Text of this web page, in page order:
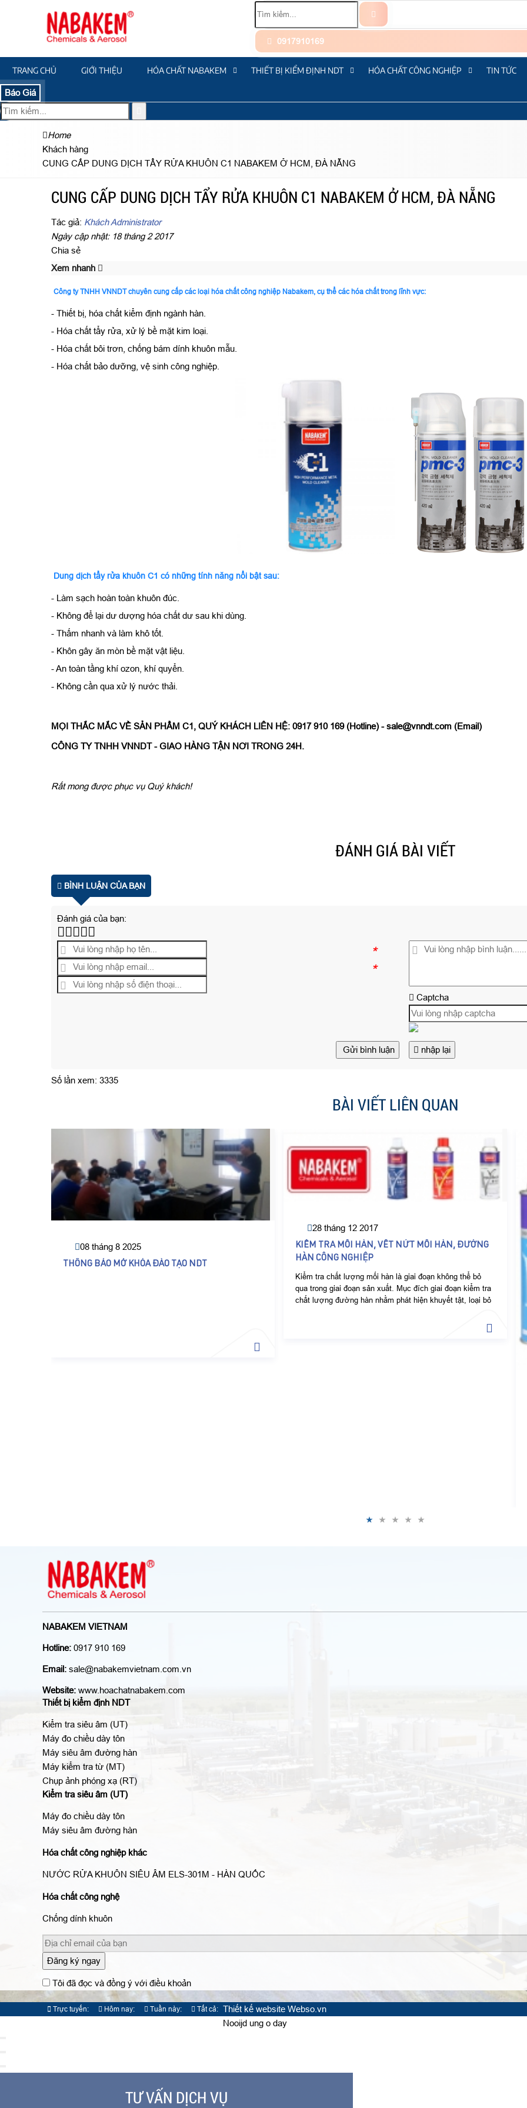
0917910169
TRANG CHỦ GIỚI THIỆU HÓA CHẤT NABAKEM THIẾT BỊ KIỂM ĐỊNH NDT HÓA CHẤT CÔNG NGHIỆP TIN TỨC
Báo Giá
Home
Khách hàng
CUNG CẤP DUNG DỊCH TẨY RỬA KHUÔN C1 NABAKEM Ở HCM, ĐÀ NẴNG
CUNG CẤP DUNG DỊCH TẨY RỬA KHUÔN C1 NABAKEM Ở HCM, ĐÀ NẴNG
Tác giả: Khách Administrator
Ngày cập nhật: 18 tháng 2 2017
Chia sẻ
Xem nhanh
Công ty TNHH VNNDT chuyên cung cấp các loại hóa chất công nghiệp Nabakem, cụ thể các hóa chất trong lĩnh vực:
- Thiết bị, hóa chất kiểm định ngành hàn.
- Hóa chất tẩy rửa, xử lý bề mặt kim loại.
- Hóa chất bôi trơn, chống bám dính khuôn mẫu.
- Hóa chất bảo dưỡng, vệ sinh công nghiệp.
Dung dịch tẩy rửa khuôn C1 có những tính năng nổi bật sau:
- Làm sạch hoàn toàn khuôn đúc.
- Không để lại dư dượng hóa chất dư sau khi dùng.
- Thấm nhanh và làm khô tốt.
- Khôn gây ăn mòn bề mặt vật liệu.
- An toàn tầng khí ozon, khí quyển.
- Không cần qua xử lý nước thải.
MỌI THẮC MẮC VỀ SẢN PHẨM C1, QUÝ KHÁCH LIÊN HỆ: 0917 910 169 (Hotline) - sale@vnndt.com (Email)
CÔNG TY TNHH VNNDT - GIAO HÀNG TẬN NƠI TRONG 24H.
Rất mong được phục vụ Quý khách!
ĐÁNH GIÁ BÀI VIẾT
BÌNH LUẬN CỦA BẠN
Đánh giá của bạn:
*
*
Captcha
Gửi bình luận nhập lại
Số lần xem: 3335
BÀI VIẾT LIÊN QUAN
08 tháng 8 2025
THÔNG BÁO MỞ KHÓA ĐÀO TẠO NDT
28 tháng 12 2017
KIỂM TRA MỐI HÀN, VẾT NỨT MỐI HÀN, ĐƯỜNG
HÀN CÔNG NGHIỆP
Kiểm tra chất lượng mối hàn là giai đoạn không thể bỏ
qua trong giai đoạn sản xuất. Mục đích giai đoạn kiểm tra
chất lượng đường hàn nhằm phát hiện khuyết tật, loại bỏ
NABAKEM VIETNAM
Hotline: 0917 910 169
Email: sale@nabakemvietnam.com.vn
Website: www.hoachatnabakem.com
Thiết bị kiểm định NDT
Kiểm tra siêu âm (UT)
Máy đo chiều dày tôn
Máy siêu âm đường hàn
Máy kiểm tra từ (MT)
Chụp ảnh phóng xạ (RT)
Kiểm tra siêu âm (UT)
Máy đo chiều dày tôn
Máy siêu âm đường hàn
Hóa chất công nghiệp khác
NƯỚC RỬA KHUÔN SIÊU ÂM ELS-301M - HÀN QUỐC
Hóa chất công nghệ
Chống dính khuôn
Đăng ký ngay
Tôi đã đọc và đồng ý với điều khoản
Trực tuyến:
Hôm nay:
Tuần này:
Tất cả: Thiết kế website Webso.vn
Nooijd ung o day
TƯ VẤN DỊCH VỤ